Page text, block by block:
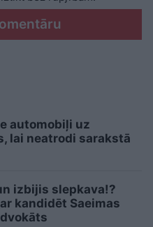
automobiļi uz
lai neatrodi sarakstā
izbijis slepkava!?
kandidēt Saeimas